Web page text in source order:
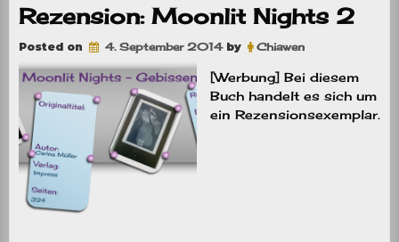
Rezension: Moonlit Nights 2
Posted on 4. September 2014by Chiawen
[Werbung] Bei diesem
Buch handelt es sich um
ein Rezensionsexemplar.